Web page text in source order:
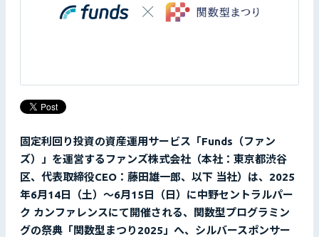
固定利回り投資の資産運用サービス「Funds（ファン
ズ）」を運営するファンズ株式会社（本社：東京都渋谷
区、代表取締役CEO：藤田雄一郎、以下 当社）は、2025
年6月14日（土）～6月15日（日）に中野セントラルパー
ク カンファレンスにて開催される、関数型プログラミン
グの祭典「関数型まつり2025」へ、シルバースポンサー